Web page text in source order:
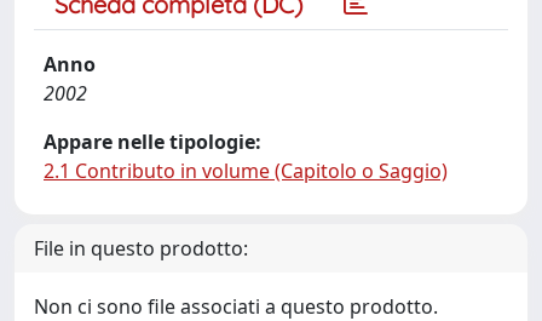
Anno
2002
Appare nelle tipologie:
2.1 Contributo in volume (Capitolo o Saggio)
File in questo prodotto:
Non ci sono file associati a questo prodotto.